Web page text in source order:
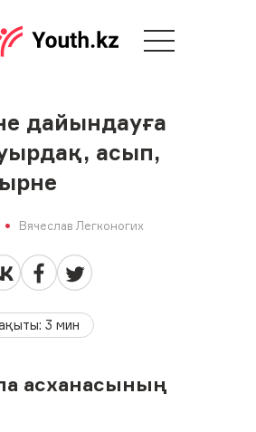
дайындауға
асып,
Вячеслав Легконогих
:3 мин
асханасының